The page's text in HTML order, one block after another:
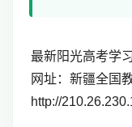
最新阳光高考学
网址： 新疆全国
http://